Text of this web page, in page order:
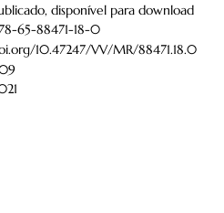
disponível para download
65-88471-18-0
10.47247/VV/MR/88471.18.0